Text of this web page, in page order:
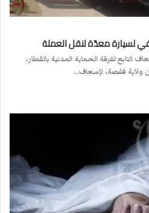
التابع لفرقة الحماية المدنية بالقطار،
ولاية قفصة، لإسعاف…